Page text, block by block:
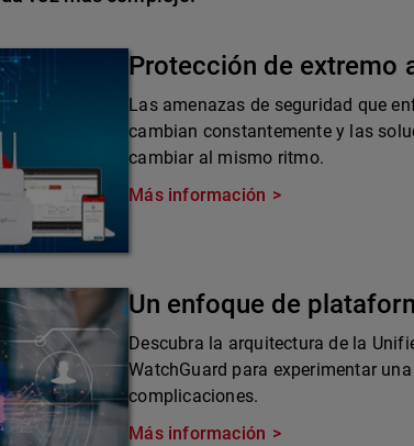
Protección de extremo
Las amenazas de seguridad que
cambian constantemente y las
cambiar al mismo ritmo.
Más información
Un enfoque de
Descubra la arquitectura de la
WatchGuard para experimentar
complicaciones.
Más información